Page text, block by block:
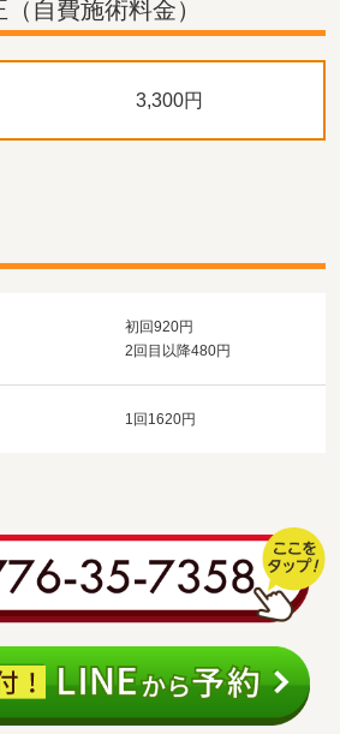
自費施術料金）
3,300円
初回920円
2回目以降480円
1回1620円